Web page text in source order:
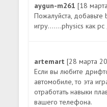
aygun-m261[18
Пожалуйста,
игру.......physics как
artemart[28 марта
Если вы любите
автомобиле, то эта
отработать навыки
вашего телефона.